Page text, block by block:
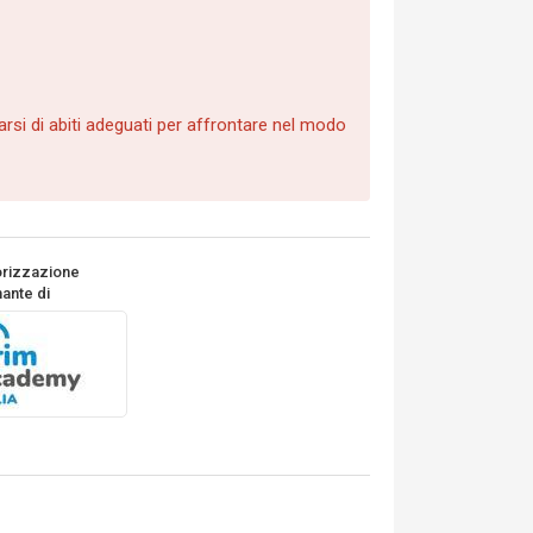
di abiti adeguati per affrontare nel modo
di